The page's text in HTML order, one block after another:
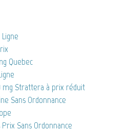
Quebec
mg Strattera à prix réduit
Sans Ordonnance
Sans Ordonnance